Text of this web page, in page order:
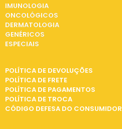
IMUNOLOGIA
ONCOLÓGICOS
DERMATOLOGIA
GENÉRICOS
ESPECIAIS
POLÍTICA DE DEVOLUÇÕES
POLÍTICA DE FRETE
POLÍTICA DE PAGAMENTOS
POLÍTICA DE TROCA
CÓDIGO DEFESA DO CONSUMIDOR